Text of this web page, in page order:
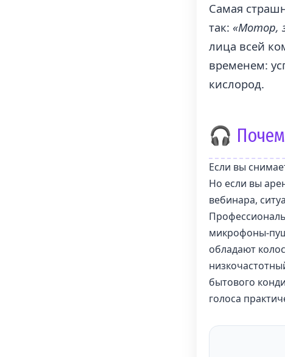
Самая
так: «Мотор,
лица всей
временем:
кислород.
🎧
Если вы
Но если вы
вебинара,
микрофоны-
обладают
бытового
голоса